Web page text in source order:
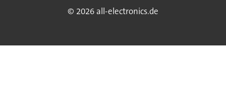
© 2026 all-electronics.de